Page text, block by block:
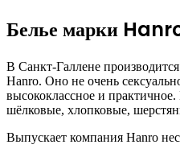
Белье марки
В Санкт-Галлене
Hanro. Оно не очень
высококлассное и
шёлковые, хлопковые,
Выпускает компания Hanro